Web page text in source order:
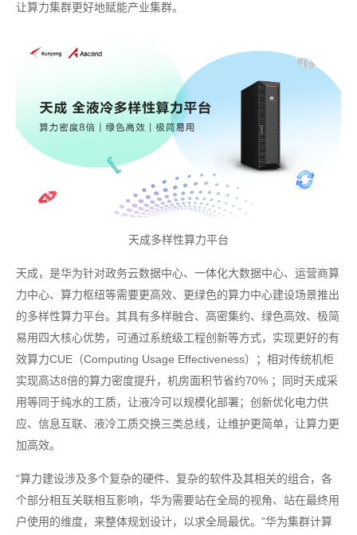
让算力集群更好地赋能产业集群。
天成多样性算力平台
天成，是华为针对政务云数据中心、一体化大数据中心、运营商算
力中心、算力枢纽等需要更高效、更绿色的算力中心建设场景推出
的多样性算力平台。其具有多样融合、高密集约、绿色高效、极简
易用四大核心优势，可通过系统级工程创新等方式，实现更好的有
效算力CUE（Computing Usage Effectiveness）；相对传统机柜
实现高达8倍的算力密度提升，机房面积节省约70% ；同时天成采
用等同于纯水的工质，让液冷可以规模化部署；创新优化电力供
应、信息互联、液冷工质交换三类总线，让维护更简单，让算力更
加高效。
“算力建设涉及多个复杂的硬件、复杂的软件及其相关的组合，各
个部分相互关联相互影响，华为需要站在全局的视角、站在最终用
户使用的维度，来整体规划设计，以求全局最优。”华为集群计算